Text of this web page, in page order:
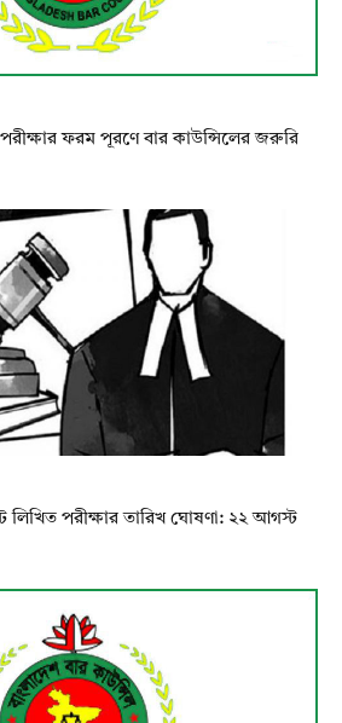
ফরম পূরণে বার কাউন্সিলের জরুরি
লিখিত পরীক্ষার তারিখ ঘোষণা: ২২ আগস্ট